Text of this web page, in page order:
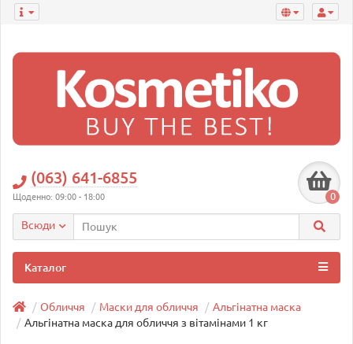
(063) 641-6855
Щоденно: 09:00 - 18:00 0
Всюди
Каталог
Обличчя Маски для обличчя
Альгінатна маска
Альгінатна маска для обличчя з вітамінами 1 кг